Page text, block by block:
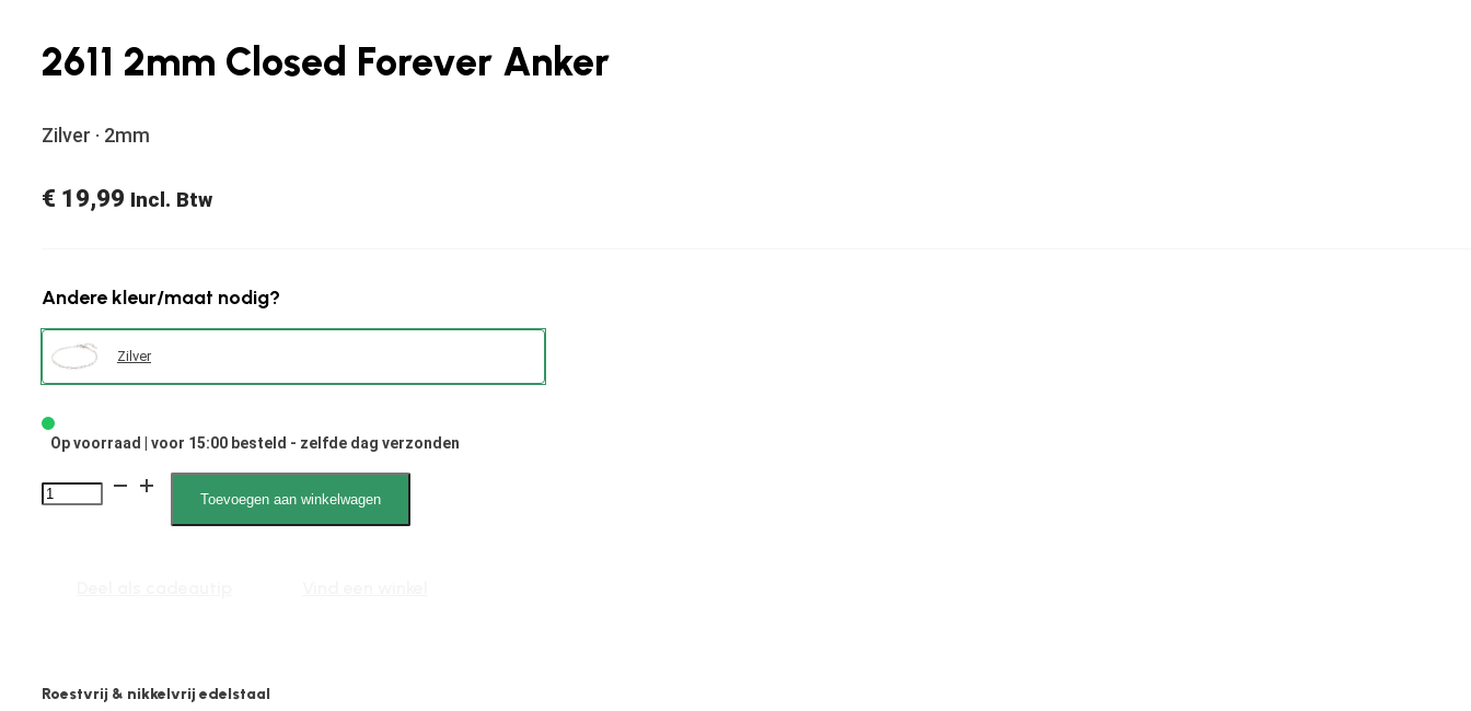
2611 2mm Closed Forever Anker
Zilver · 2mm
€ 19,99 Incl. Btw
Andere kleur/maat nodig?
Zilver
Op voorraad | voor 15:00 besteld - zelfde dag verzonden
2611
Toevoegen aan winkelwagen
Roestvrij & nikkelvrij edelstaal